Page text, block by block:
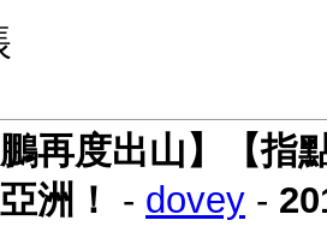
再度出山】【指
洲！
- dovey -